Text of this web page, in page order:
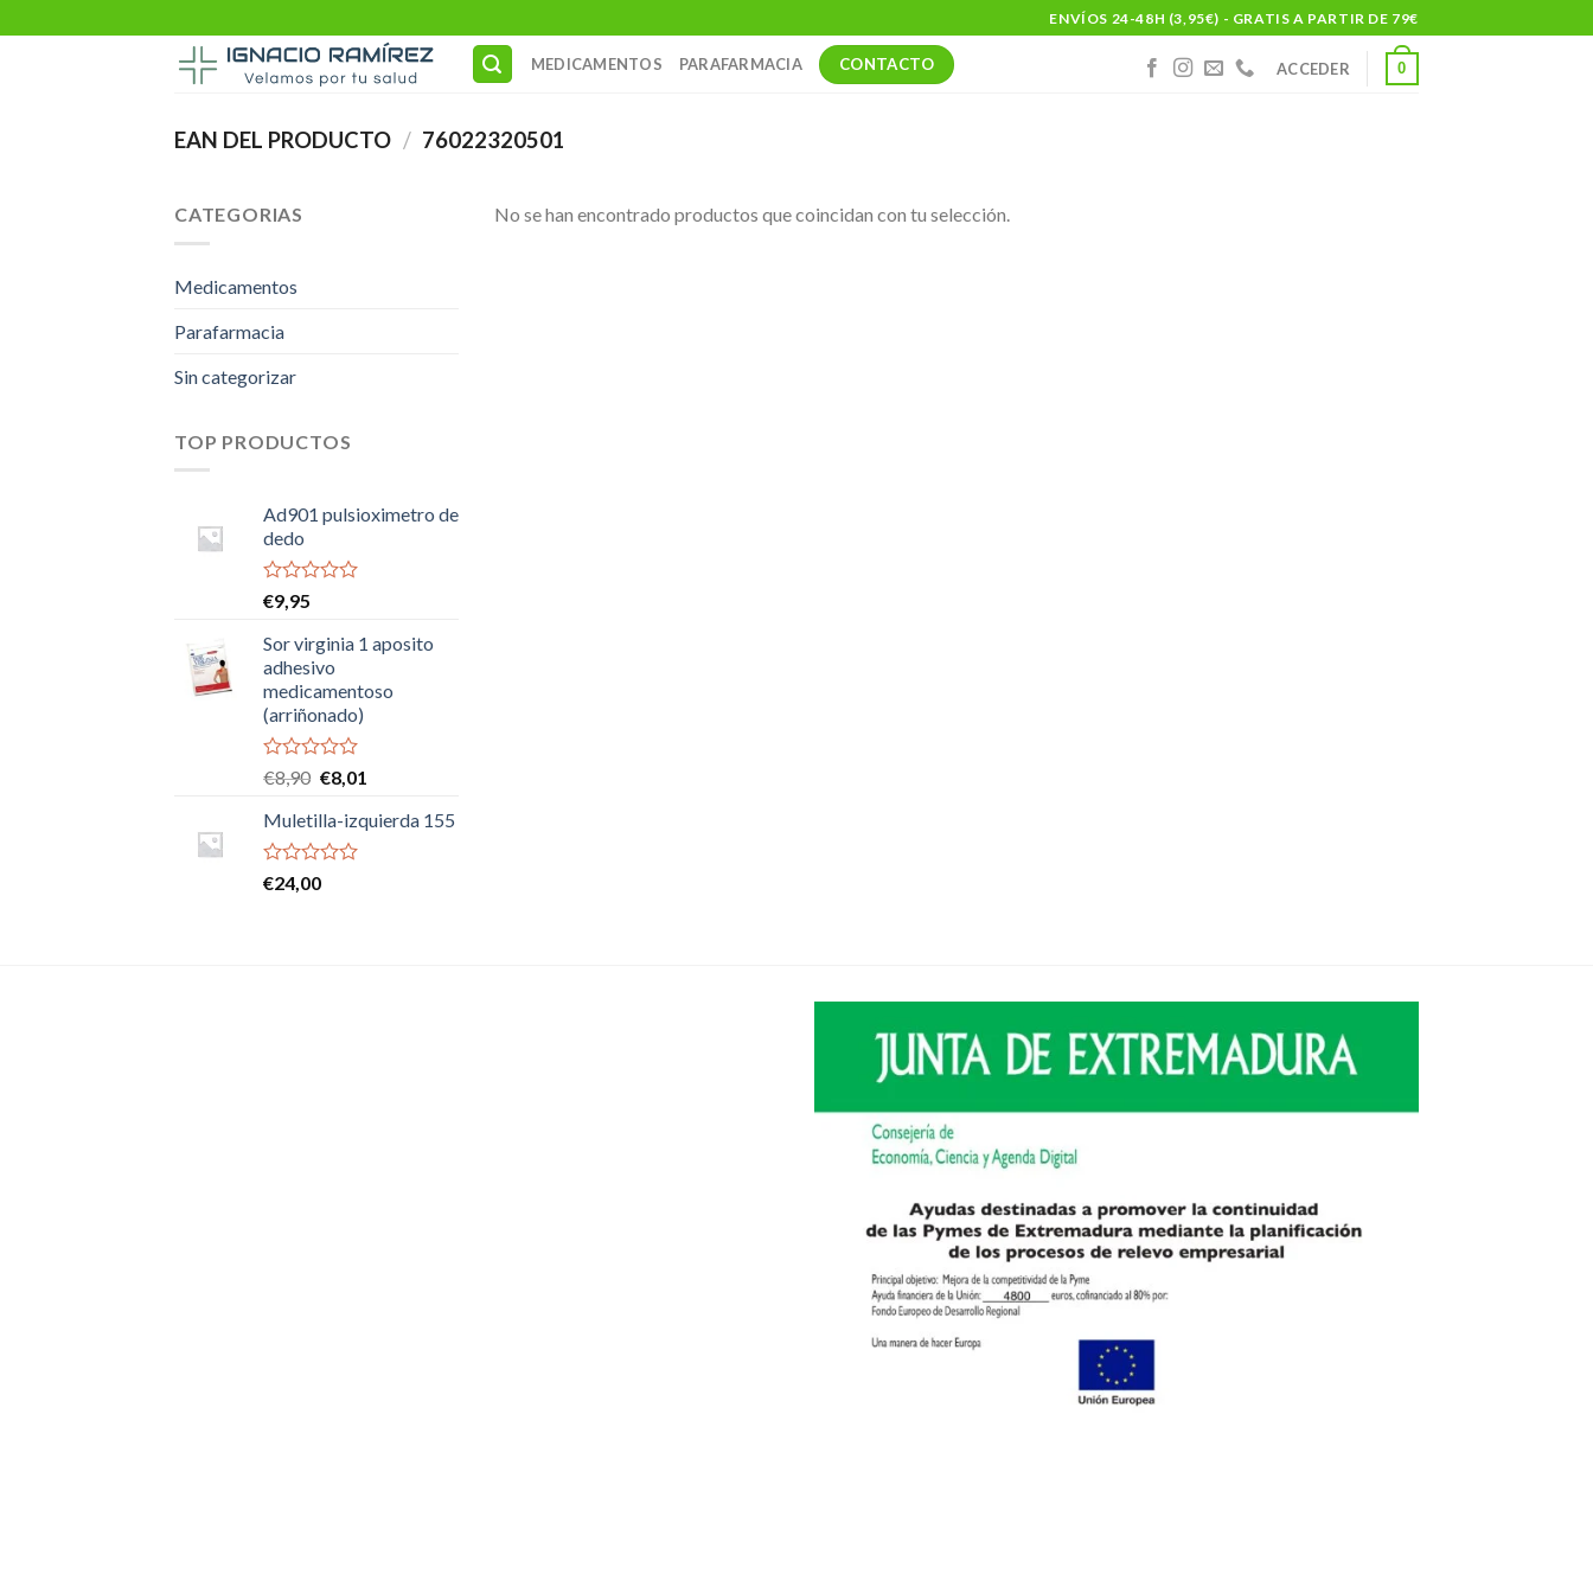
to
ENVÍOS 24-48H (3,95€) - GRATIS A PARTIR DE 79€
MEDICAMENTOS PARAFARMACIA CONTACTO ACCEDER 0
EAN DEL PRODUCTO / 76022320501
CATEGORIAS
Medicamentos
Parafarmacia
Sin categorizar
TOP PRODUCTOS
Ad901 pulsioximetro de
dedo
Valorado
con
0
de
5
€9,95
Sor virginia 1 aposito
adhesivo
medicamentoso
(arriñonado)
Valorado
con
0
de
5
€8,90 El
original
era:
€8,90.
€8,01
actual
Muletilla-izquierda 155
Valorado
€24,00
No se han encontrado productos que coincidan con tu selección.